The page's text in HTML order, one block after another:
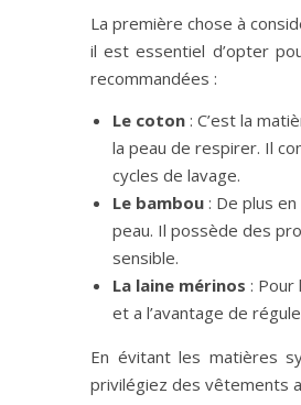
La première chose à
il est essentiel d’opter
recommandées :
Le coton : C’est la
la peau de respirer. Il
cycles de lavage.
Le bambou : De plus
peau. Il possède des
sensible.
La laine mérinos : Pour
et a l’avantage de
En évitant les matières
privilégiez des vêtements